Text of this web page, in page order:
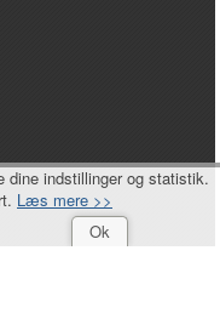
Ok
dine indstillinger og statistik.
Læs mere >>